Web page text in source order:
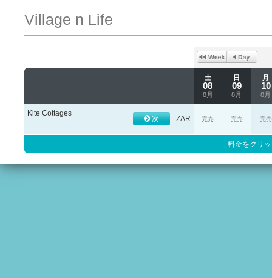
Village n Life
土
08
8月
日
09
8月
月
10
8月
Kite Cottages
次 ZAR 完売 完売 完売
料金をクリ